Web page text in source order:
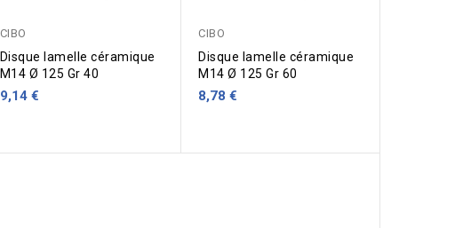
CIBO
Disque lamelle céramique
M14 Ø 125 Gr 40
9,14 €
CIBO
Disque lamelle céramique
M14 Ø 125 Gr 60
8,78 €